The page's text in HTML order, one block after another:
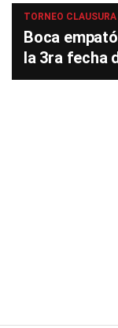
TORNEO CLAUSURA
Boca
la 3ra fecha